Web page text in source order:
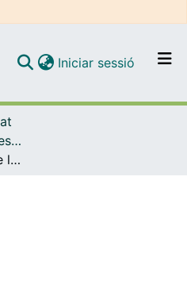
Navega per tot el DD
Com publicar
Iniciar sessió (current)
Màster Oficial - Cultures Medievals
Estudio del Ms. 660 de la Biblioteca de Catalunya